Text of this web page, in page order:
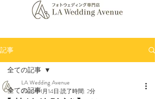
記事
全ての記事
全ての記事
LA Wedding Avenue
2023年1月14日 読了時間: 2分